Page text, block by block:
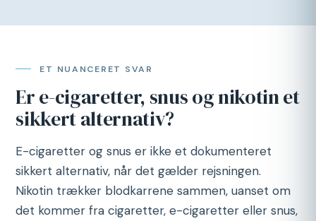
ET NUANCERET SVAR
Er e-cigaretter, snus og nikotin et
sikkert alternativ?
E-cigaretter og snus er ikke et dokumenteret
sikkert alternativ, når det gælder rejsningen.
Nikotin trækker blodkarrene sammen, uanset om
det kommer fra cigaretter, e-cigaretter eller snus,